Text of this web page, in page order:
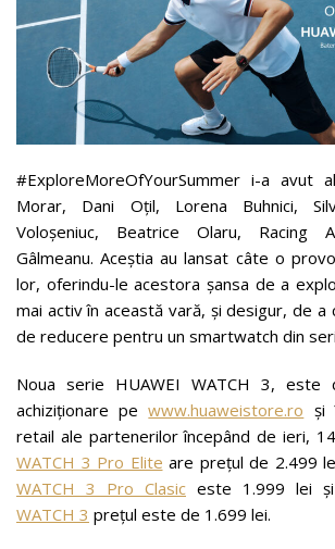
#ExploreMoreOfYourSummer i-a avut
Morar, Dani Oțil, Lorena Buhnici,
Voloșeniuc, Beatrice Olaru, Racing
Gâlmeanu. Aceștia au lansat câte o
lor, oferindu-le acestora șansa de a
mai activ în această vară, și desigur, de a
de reducere pentru un smartwatch din
Noua serie HUAWEI WATCH 3, este
achiziționare pewww.huaweistore.ro și
retail ale partenerilor începând de ieri,
WATCH 3 Pro Elite are prețul de 2.499
WATCH 3 Pro Clasic este 1.999 lei
WATCH 3 prețul este de 1.699 lei.